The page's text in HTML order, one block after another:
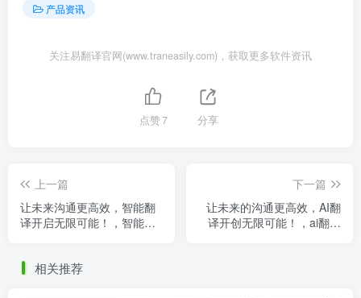
产品资讯
关注易翻译官网(www.traneasily.com)，获取更多软件资讯
点赞7 分享
上一篇
让未来沟通更高效，智能翻
译开启无限可能！，智能翻
下一篇
让未来的沟通更高效，AI翻
译开创无限可能！，ai翻译
相关推荐